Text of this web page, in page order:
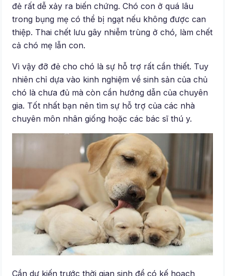
đẻ rất dễ xảy ra biến chứng. Chó con ở quá lâu
trong bụng mẹ có thể bị ngạt nếu không được can
thiệp. Thai chết lưu gây nhiễm trùng ở chó, làm chết
cả chó mẹ lẫn con.
Vì vậy đỡ đẻ cho chó là sự hỗ trợ rất cần thiết. Tuy
nhiên chỉ dựa vào kinh nghiệm về sinh sản của chủ
chó là chưa đủ mà còn cần hướng dẫn của chuyên
gia. Tốt nhất bạn nên tìm sự hỗ trợ của các nhà
chuyên môn nhân giống hoặc các bác sĩ thú y.
Cần dự kiến trước thời gian sinh để có kế hoạch